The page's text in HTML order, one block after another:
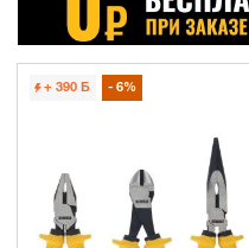
+ 390 Б 6%